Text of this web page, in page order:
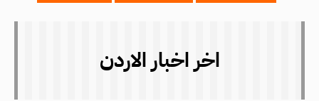
اخر اخبار الاردن